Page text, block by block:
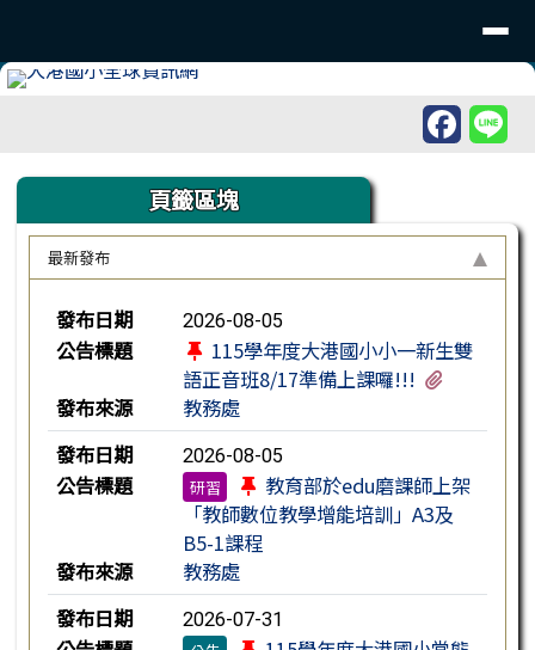
上中區域內容頁籤區塊
最新發布
新聞列表
發布日期 2026-08-05
公告標題
115學年度大港國小小一新生雙
語正音班8/17準備上課囉!!!
發布來源
教務處
發布日期
2026-08-05
公告標題 研習
教育部於edu磨課師上架
「教師數位教學增能培訓」A3及
B5-1課程
發布來源
教務處
發布日期
2026-07-31
頁尾區域